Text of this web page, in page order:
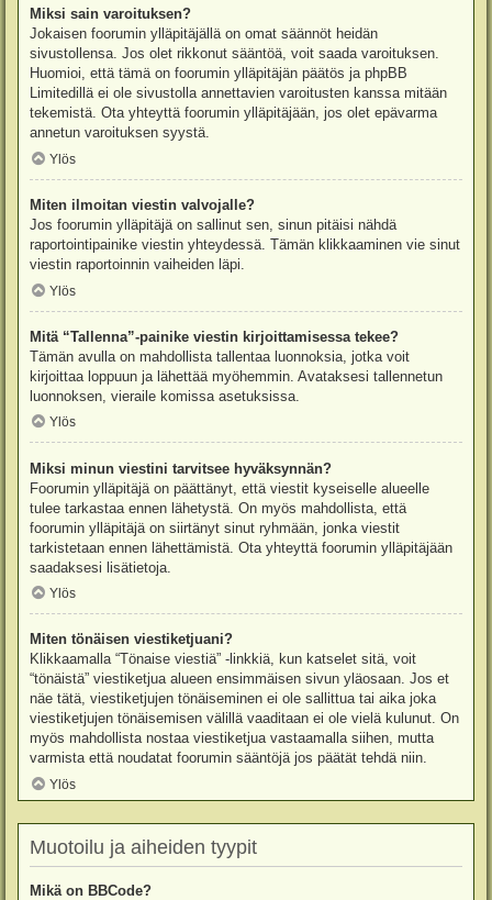
Miksi sain varoituksen?
Jokaisen foorumin ylläpitäjällä on omat säännöt heidän
sivustollensa. Jos olet rikkonut sääntöä, voit saada varoituksen.
Huomioi, että tämä on foorumin ylläpitäjän päätös ja phpBB
Limitedillä ei ole sivustolla annettavien varoitusten kanssa mitään
tekemistä. Ota yhteyttä foorumin ylläpitäjään, jos olet epävarma
annetun varoituksen syystä.
Ylös
Miten ilmoitan viestin valvojalle?
Jos foorumin ylläpitäjä on sallinut sen, sinun pitäisi nähdä
raportointipainike viestin yhteydessä. Tämän klikkaaminen vie sinut
viestin raportoinnin vaiheiden läpi.
Ylös
Mitä “Tallenna”-painike viestin kirjoittamisessa tekee?
Tämän avulla on mahdollista tallentaa luonnoksia, jotka voit
kirjoittaa loppuun ja lähettää myöhemmin. Avataksesi tallennetun
luonnoksen, vieraile komissa asetuksissa.
Ylös
Miksi minun viestini tarvitsee hyväksynnän?
Foorumin ylläpitäjä on päättänyt, että viestit kyseiselle alueelle
tulee tarkastaa ennen lähetystä. On myös mahdollista, että
foorumin ylläpitäjä on siirtänyt sinut ryhmään, jonka viestit
tarkistetaan ennen lähettämistä. Ota yhteyttä foorumin ylläpitäjään
saadaksesi lisätietoja.
Ylös
Miten tönäisen viestiketjuani?
Klikkaamalla “Tönaise viestiä” -linkkiä, kun katselet sitä, voit
“tönäistä” viestiketjua alueen ensimmäisen sivun yläosaan. Jos et
näe tätä, viestiketjujen tönäiseminen ei ole sallittua tai aika joka
viestiketjujen tönäisemisen välillä vaaditaan ei ole vielä kulunut. On
myös mahdollista nostaa viestiketjua vastaamalla siihen, mutta
varmista että noudatat foorumin sääntöjä jos päätät tehdä niin.
Ylös
Muotoilu ja aiheiden tyypit
Mikä on BBCode?